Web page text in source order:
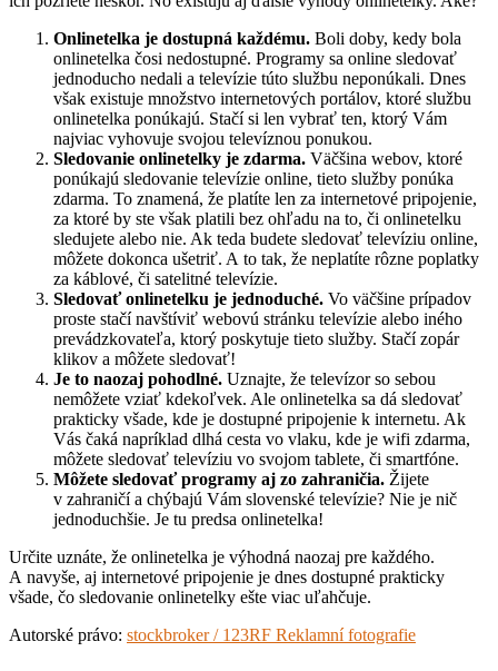
Onlinetelka je dostupná každému. Boli doby, kedy bola
onlinetelka čosi nedostupné. Programy sa online sledovať
jednoducho nedali a televízie túto službu neponúkali. Dnes
však existuje množstvo internetových portálov, ktoré službu
onlinetelka ponúkajú. Stačí si len vybrať ten, ktorý Vám
najviac vyhovuje svojou televíznou ponukou.
Sledovanie onlinetelky je zdarma. Väčšina webov, ktoré
ponúkajú sledovanie televízie online, tieto služby ponúka
zdarma. To znamená, že platíte len za internetové pripojenie,
za ktoré by ste však platili bez ohľadu na to, či onlinetelku
sledujete alebo nie. Ak teda budete sledovať televíziu online,
môžete dokonca ušetriť. A to tak, že neplatíte rôzne poplatky
za káblové, či satelitné televízie.
Sledovať onlinetelku je jednoduché. Vo väčšine prípadov
proste stačí navštíviť webovú stránku televízie alebo iného
prevádzkovateľa, ktorý poskytuje tieto služby. Stačí zopár
klikov a môžete sledovať!
Je to naozaj pohodlné. Uznajte, že televízor so sebou
nemôžete vziať kdekoľvek. Ale onlinetelka sa dá sledovať
prakticky všade, kde je dostupné pripojenie k internetu. Ak
Vás čaká napríklad dlhá cesta vo vlaku, kde je wifi zdarma,
môžete sledovať televíziu vo svojom tablete, či smartfóne.
Môžete sledovať programy aj zo zahraničia. Žijete
v zahraničí a chýbajú Vám slovenské televízie? Nie je nič
jednoduchšie. Je tu predsa onlinetelka!
Určite uznáte, že onlinetelka je výhodná naozaj pre každého.
A navyše, aj internetové pripojenie je dnes dostupné prakticky
všade, čo sledovanie onlinetelky ešte viac uľahčuje.
Autorské právo: stockbroker / 123RF Reklamní fotografie